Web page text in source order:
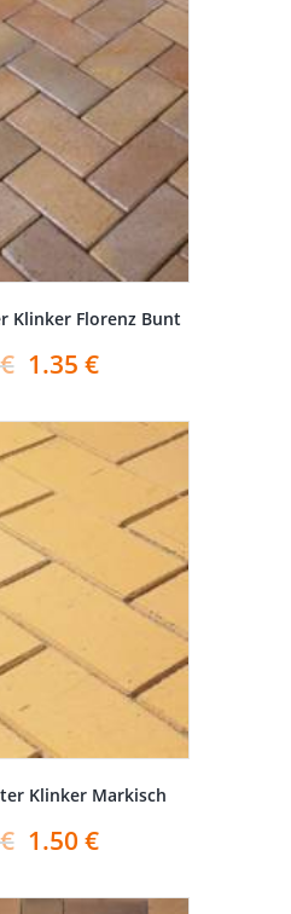
Klinker Florenz Bunt
€ 1.35 €
Klinker Markisch
€ 1.50 €